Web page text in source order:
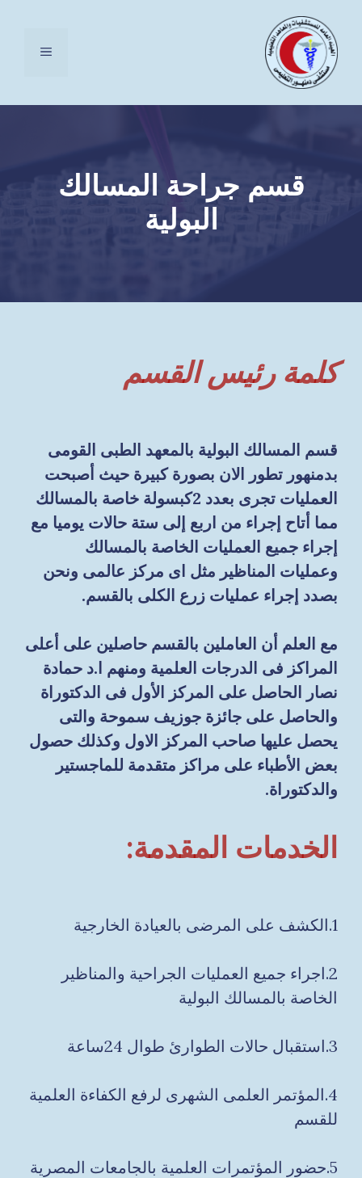
المحتوى
القائمة
قسم جراحة المسالك
البولية
كلمة رئيس القسم
قسم المسالك البولية بالمعهد الطبى القومى
بدمنهور تطور الان بصورة كبيرة حيث أصبحت
العمليات تجرى بعدد 2كبسولة خاصة بالمسالك
مما أتاح إجراء من اربع إلى ستة حالات يوميا مع
إجراء جميع العمليات الخاصة بالمسالك
وعمليات المناظير مثل اى مركز عالمى ونحن
بصدد إجراء عمليات زرع الكلى بالقسم.
مع العلم أن العاملين بالقسم حاصلين على أعلى
المراكز فى الدرجات العلمية ومنهم ا.د حمادة
نصار الحاصل على المركز الأول فى الدكتوراة
والحاصل على جائزة جوزيف سموحة والتى
يحصل عليها صاحب المركز الاول وكذلك حصول
بعض الأطباء على مراكز متقدمة للماجستير
والدكتوراة.
الخدمات المقدمة:
1.الكشف على المرضى بالعيادة الخارجية
2.اجراء جميع العمليات الجراحية والمناظير
الخاصة بالمسالك البولية
3.استقبال حالات الطوارئ طوال 24ساعة
4.المؤتمر العلمى الشهرى لرفع الكفاءة العلمية
للقسم
5.حضور المؤتمرات العلمية بالجامعات المصرية